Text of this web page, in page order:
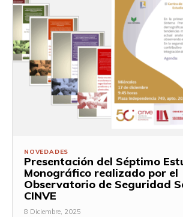
NOVEDADES
Presentación del Séptimo
Monográfico realizado por el
Observatorio de Seguridad
CINVE
8 Diciembre, 2025